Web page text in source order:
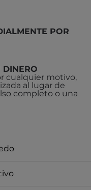
POR
DINERO
cualquier motivo,
al lugar de
completo o una